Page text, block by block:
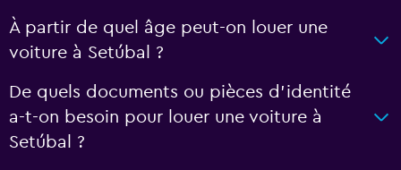
À partir de quel âge peut-on louer une
voiture à Setúbal ?
De quels documents ou pièces d'identité
a-t-on besoin pour louer une voiture à
Setúbal ?